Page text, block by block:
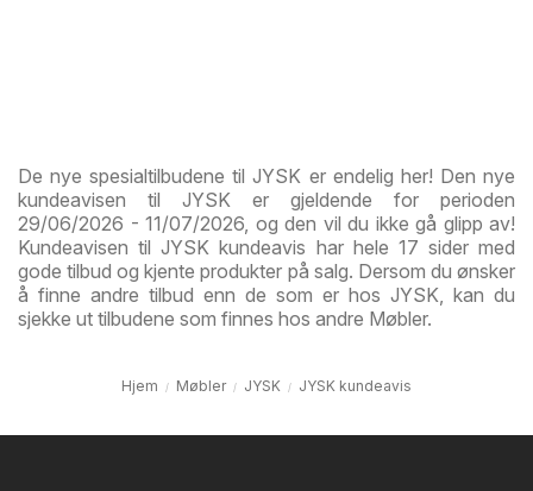
De nye spesialtilbudene til JYSK er endelig her! Den nye
kundeavisen til JYSK er gjeldende for perioden
29/06/2026 - 11/07/2026, og den vil du ikke gå glipp av!
Kundeavisen til JYSK kundeavis har hele 17 sider med
gode tilbud og kjente produkter på salg. Dersom du ønsker
å finne andre tilbud enn de som er hos JYSK, kan du
sjekke ut tilbudene som finnes hos andre Møbler.
Hjem Møbler JYSK JYSK kundeavis